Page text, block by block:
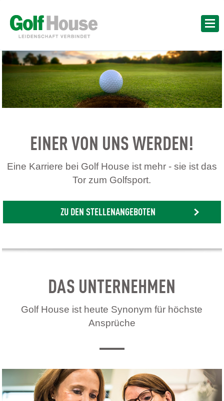
EINER VON UNS WERDEN!
Eine Karriere bei Golf House ist mehr - sie ist das
Tor zum Golfsport.
ZU DEN STELLENANGEBOTEN
DAS UNTERNEHMEN
Golf House ist heute Synonym für höchste
Ansprüche